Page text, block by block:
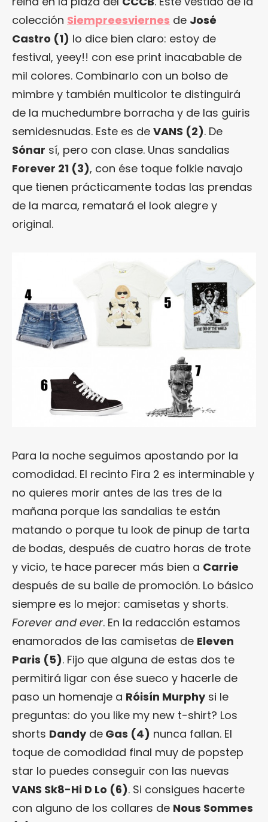
colección Siempreesviernes de José
Castro (1) lo dice bien claro: estoy de
festival, yeey!! con ese print inacabable de
mil colores. Combinarlo con un bolso de
mimbre y también multicolor te distinguirá
de la muchedumbre borracha y de las guiris
semidesnudas. Este es de VANS (2). De
Sónar sí, pero con clase. Unas sandalias
Forever 21 (3), con ése toque folkie navajo
que tienen prácticamente todas las prendas
de la marca, rematará el look alegre y
original.
Para la noche seguimos apostando por la
comodidad. El recinto Fira 2 es interminable y
no quieres morir antes de las tres de la
mañana porque las sandalias te están
matando o porque tu look de pinup de tarta
de bodas, después de cuatro horas de trote
y vicio, te hace parecer más bien a Carrie
después de su baile de promoción. Lo básico
siempre es lo mejor: camisetas y shorts.
Forever and ever. En la redacción estamos
enamorados de las camisetas de Eleven
Paris (5). Fijo que alguna de estas dos te
permitirá ligar con ése sueco y hacerle de
paso un homenaje a Róisín Murphysi le
preguntas: do you like my new t-shirt? Los
shorts Dandyde Gas (4) nunca fallan. El
toque de comodidad final muy de popstep
star lo puedes conseguir con las nuevas
VANS Sk8-Hi D Lo (6). Si consigues hacerte
con alguno de los collares de Nous Sommes